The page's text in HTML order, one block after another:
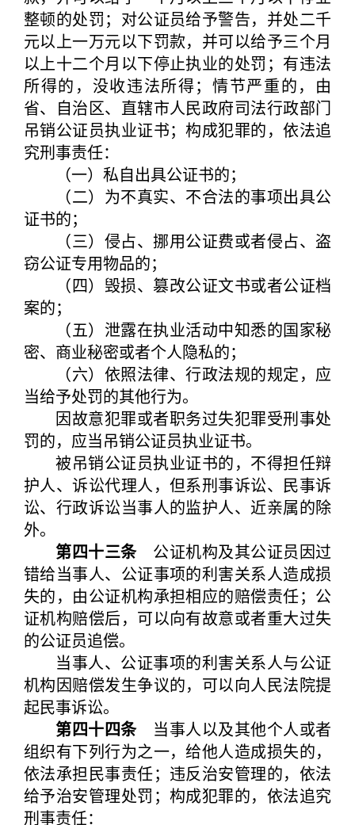
整顿的处罚；对公证员给予警告，并处二千
元以上一万元以下罚款，并可以给予三个月
以上十二个月以下停止执业的处罚；有违法
所得的，没收违法所得；情节严重的，由
省、自治区、直辖市人民政府司法行政部门
吊销公证员执业证书；构成犯罪的，依法追
究刑事责任：
（一）私自出具公证书的；
（二）为不真实、不合法的事项出具公
证书的；
（三）侵占、挪用公证费或者侵占、盗
窃公证专用物品的；
（四）毁损、篡改公证文书或者公证档
案的；
（五）泄露在执业活动中知悉的国家秘
密、商业秘密或者个人隐私的；
（六）依照法律、行政法规的规定，应
当给予处罚的其他行为。
因故意犯罪或者职务过失犯罪受刑事处
罚的，应当吊销公证员执业证书。
被吊销公证员执业证书的，不得担任辩
护人、诉讼代理人，但系刑事诉讼、民事诉
讼、行政诉讼当事人的监护人、近亲属的除
外。
第四十三条公证机构及其公证员因过
错给当事人、公证事项的利害关系人造成损
失的，由公证机构承担相应的赔偿责任；公
证机构赔偿后，可以向有故意或者重大过失
的公证员追偿。
当事人、公证事项的利害关系人与公证
机构因赔偿发生争议的，可以向人民法院提
起民事诉讼。
第四十四条当事人以及其他个人或者
组织有下列行为之一，给他人造成损失的，
依法承担民事责任；违反治安管理的，依法
给予治安管理处罚；构成犯罪的，依法追究
刑事责任：